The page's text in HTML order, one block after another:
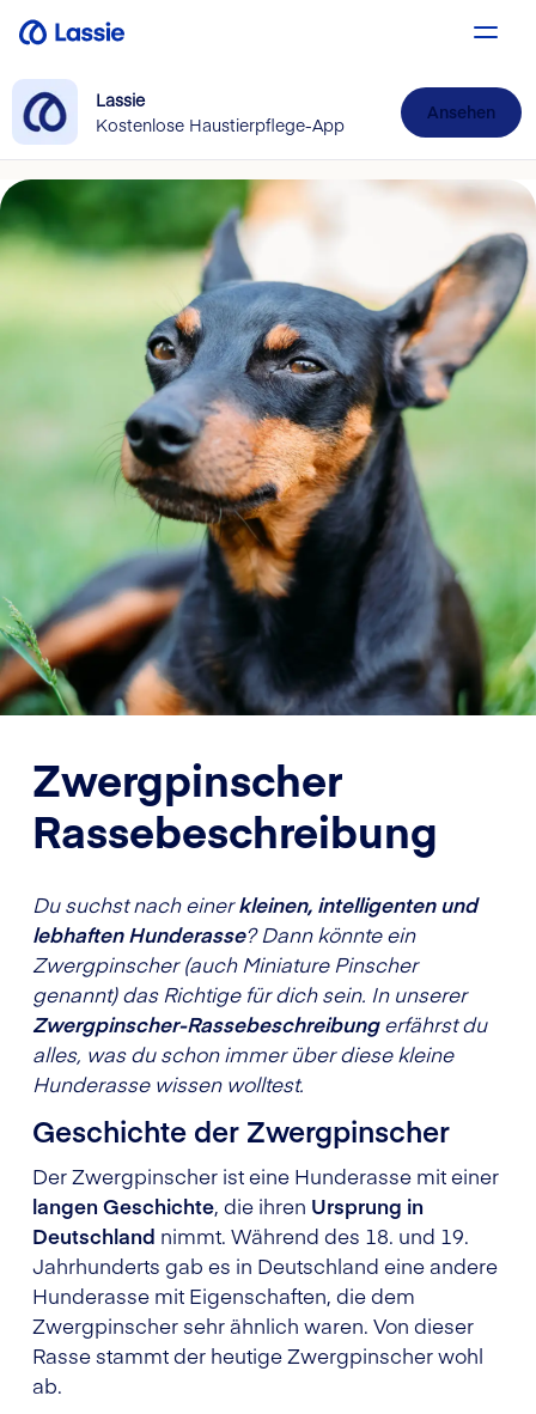
Lassie
Kostenlose Haustierpflege-App
Ansehen
Zwergpinscher
Rassebeschreibung
Du suchst nach einerkleinen, intelligenten und
lebhaften Hunderasse? Dann könnte ein
Zwergpinscher (auch Miniature Pinscher
genannt) das Richtige für dich sein. In unserer
Zwergpinscher-Rassebeschreibungerfährst du
alles, was du schon immer über diese kleine
Hunderasse wissen wolltest.
Geschichte der Zwergpinscher
Der Zwergpinscher ist eine Hunderasse mit einer
langen Geschichte, die ihren Ursprung in
Deutschland nimmt. Während des 18. und 19.
Jahrhunderts gab es in Deutschland eine andere
Hunderasse mit Eigenschaften, die dem
Zwergpinscher sehr ähnlich waren. Von dieser
Rasse stammt der heutige Zwergpinscher wohl
ab.